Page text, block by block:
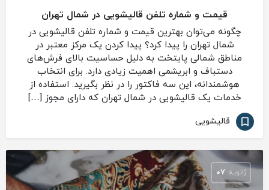
قیمت و شماره تلفن قالیشویی در شمال تهران
چگونه می‌توان بهترین قیمت و شماره تلفن قالیشویی در
شمال تهران را پیدا کرد؟ پیدا کردن یک مرکز معتبر در
مناطق شمالی پایتخت به دلیل حساسیت بالای فرش‌های
دستباف و ابریشمی اهمیت زیادی دارد. برای انتخاب
هوشمندانه، این سه فاکتور را در نظر بگیرید: استفاده از
خدمات یک قالیشویی در شمال تهران که دارای مجوز […]
قالیشویی
ژانویه 07